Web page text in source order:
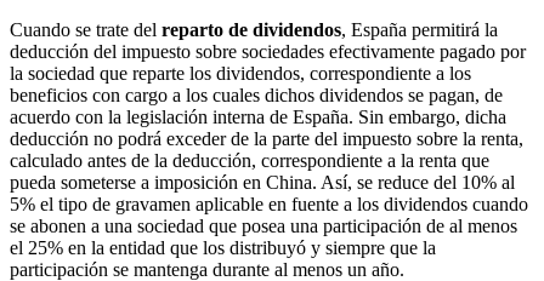
Cuando se trate del reparto de dividendos, España permitirá la
deducción del impuesto sobre sociedades efectivamente pagado por
la sociedad que reparte los dividendos, correspondiente a los
beneficios con cargo a los cuales dichos dividendos se pagan, de
acuerdo con la legislación interna de España. Sin embargo, dicha
deducción no podrá exceder de la parte del impuesto sobre la renta,
calculado antes de la deducción, correspondiente a la renta que
pueda someterse a imposición en China. Así, se reduce del 10% al
5% el tipo de gravamen aplicable en fuente a los dividendos cuando
se abonen a una sociedad que posea una participación de al menos
el 25% en la entidad que los distribuyó y siempre que la
participación se mantenga durante al menos un año.